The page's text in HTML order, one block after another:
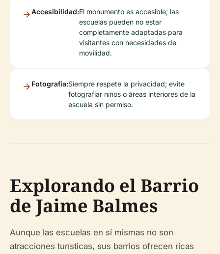
Accesibilidad:El monumento es accesible; las
escuelas pueden no estar
completamente adaptadas para
visitantes con necesidades de
movilidad.
Fotografía:Siempre respete la privacidad; evite
fotografiar niños o áreas interiores de la
escuela sin permiso.
Explorando el Barrio
de Jaime Balmes
Aunque las escuelas en sí mismas no son
atracciones turísticas, sus barrios ofrecen ricas